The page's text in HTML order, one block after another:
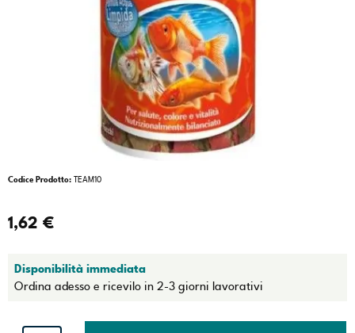
Codice Prodotto: TEAM10
1,62 €
Disponibilità immediata
Ordina adesso e ricevilo in 2-3 giorni lavorativi